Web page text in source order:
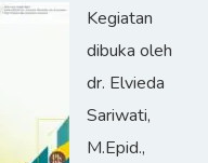
Kegiatan
dibuka oleh
dr. Elvieda
Sariwati,
M.Epid.,